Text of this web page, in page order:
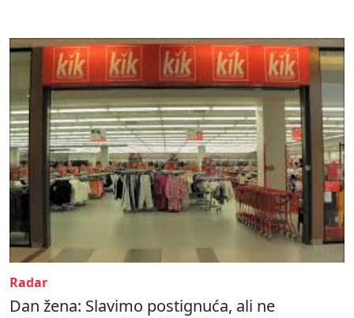
Radar
Dan žena: Slavimo postignuća, ali ne